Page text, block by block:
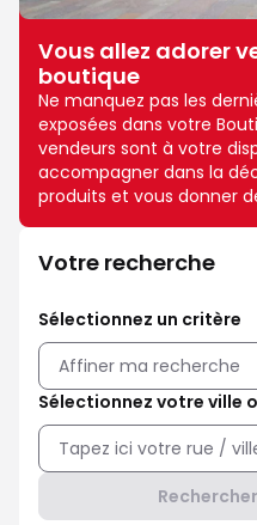
Vous allez adorer
boutique
Ne manquez pas les
exposées dans votre
vendeurs sont à votre
accompagner dans la
produits et vous donner
Votre recherche
Sélectionnez un critère
Affiner ma recherche
Sélectionnez votre ville